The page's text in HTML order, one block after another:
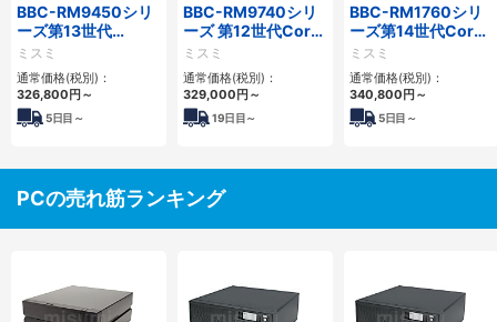
BBC-RM9450シリ
ーズ第13世代
Core・12世代
Celeron対応ラック
マウント4PCIe
ミスミ
通常価格(税別)：
326,800円～
5日目～
BBC-RM9740シリ
ーズ 第12世代Core
対応ラックマウント
FAPC4PCI・3PCIe
ミスミ
通常価格(税別)：
329,000円～
19日目～
BBC-RM1760シリ
ーズ第14世代Core
対応ラックマウント
3PCIe
ミスミ
通常価格(税別)：
340,800円～
5日目～
PCの売れ筋ランキング